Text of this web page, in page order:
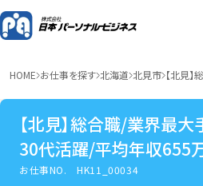
HOME お仕事を探す 北海道 北見市 【北見
【北見】総合職/業界最
30代活躍/平均年収655
休取得可
お仕事NO.HK11_00034